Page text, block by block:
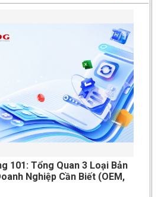
101: Tổng Quan 3 Loại Bản
Nghiệp Cần Biết (OEM,